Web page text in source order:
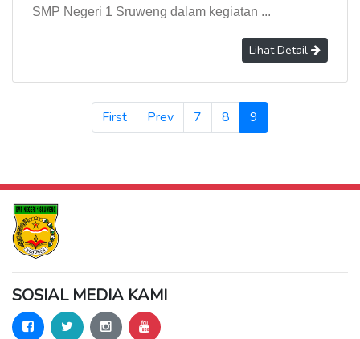
SMP Negeri 1 Sruweng dalam kegiatan ...
Lihat Detail
First Prev 7 8 9
SOSIAL MEDIA KAMI